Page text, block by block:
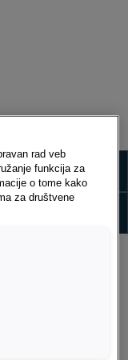
rad veb
funkcija za
o tome kako
za društvene